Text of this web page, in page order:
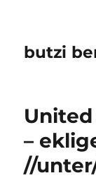
butzi
–
//